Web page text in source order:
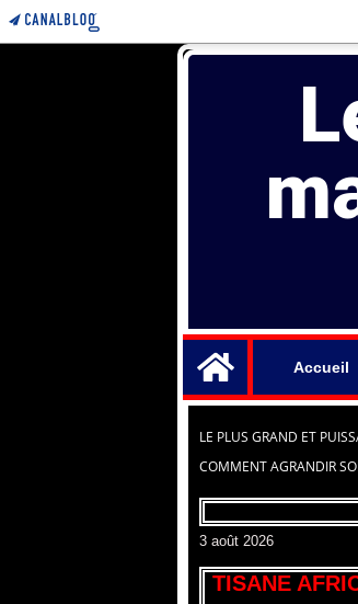
Accueil
LE PLUS GRAND ET
COMMENT AGRANDIR
3 août 2026
TISANE